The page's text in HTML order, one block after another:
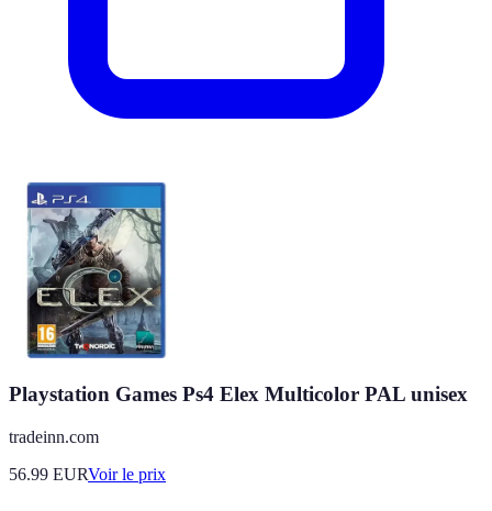
Playstation Games Ps4 Elex Multicolor PAL unisex
tradeinn.com
56.99 EURVoir le prix